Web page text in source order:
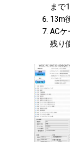
まで
13m
ACケ
残り